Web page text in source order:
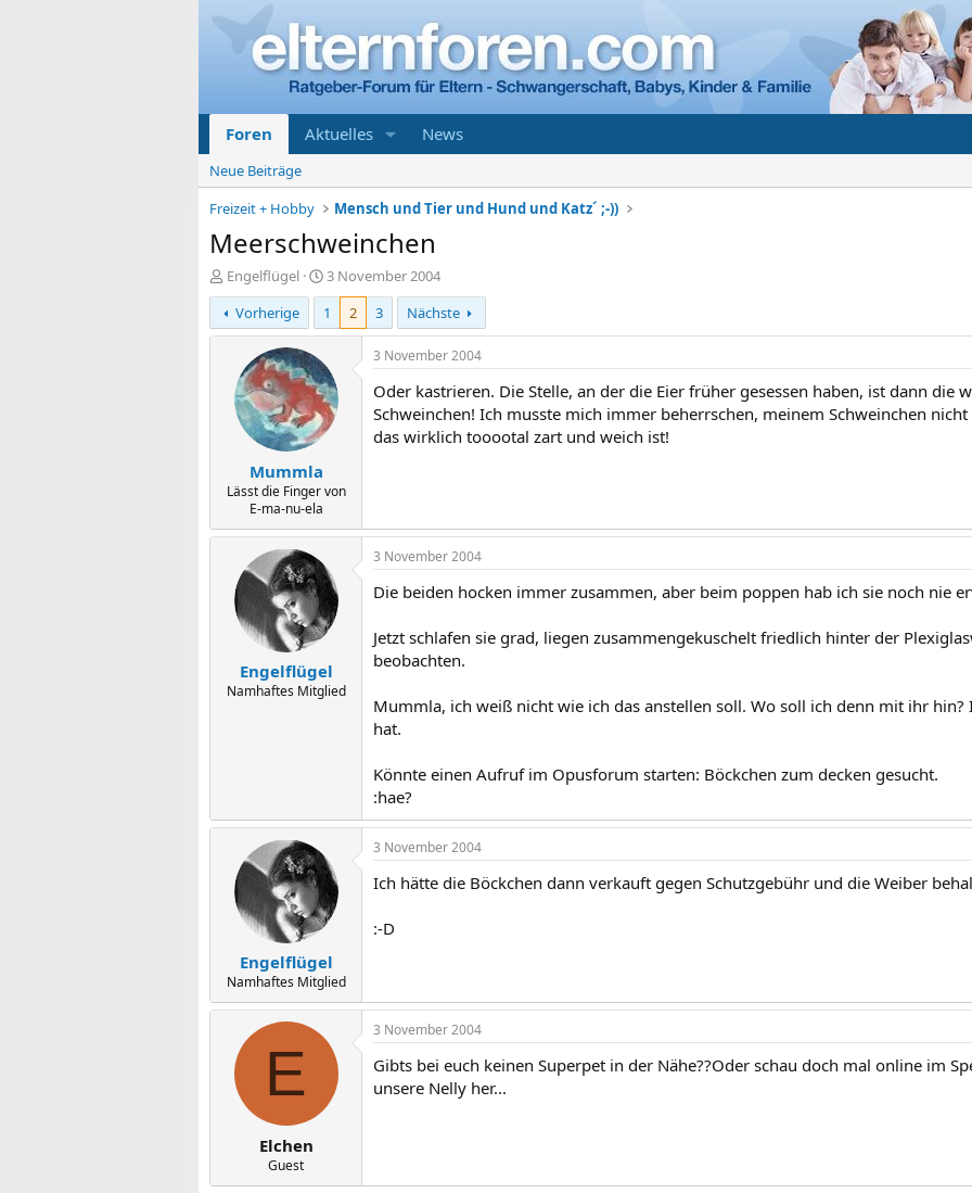
Foren Aktuelles News
Neue Beiträge
Freizeit + Hobby
Mensch und Tier und Hund und Katz´ ;-))
Meerschweinchen
E
r
s
t
Engelflügel
E
r
s
t
l
l
t
a
3 November 2004
Vorherige
1 2 3 Nächste
Mummla
Lässt die Finger von
E-ma-nu-ela
3 November 2004
Oder kastrieren. Die Stelle, an der die Eier früher gesessen haben, ist dann die
Schweinchen! Ich musste mich immer beherrschen, meinem Schweinchen
das wirklich tooootal zart und weich ist!
Engelflügel
Namhaftes Mitglied
3 November 2004
Die beiden hocken immer zusammen, aber beim poppen hab ich sie noch nie
Jetzt schlafen sie grad, liegen zusammengekuschelt friedlich hinter der
beobachten.
Mummla, ich weiß nicht wie ich das anstellen soll. Wo soll ich denn mit ihr
hat.
Könnte einen Aufruf im Opusforum starten: Böckchen zum decken gesucht.
:hae?
Engelflügel
Namhaftes Mitglied
3 November 2004
Ich hätte die Böckchen dann verkauft gegen Schutzgebühr und die Weiber
:-D
E
Elchen
Guest
3 November 2004
Gibts bei euch keinen Superpet in der Nähe??Oder schau doch mal online im
unsere Nelly her...